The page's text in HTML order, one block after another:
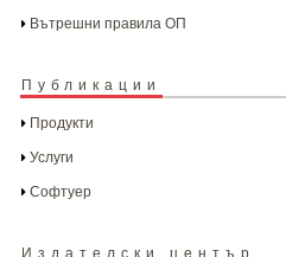
Вътрешни правила ОП
Публикации
Продукти
Услуги
Софтуер